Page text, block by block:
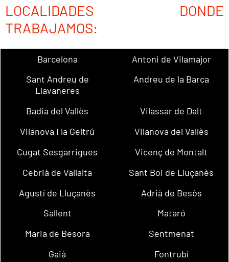
LOCALIDADES DONDE
TRABAJAMOS:
Barcelona
Antoni de Vilamajor
Sant Andreu de
Llavaneres
Andreu de la Barca
Badia del Vallès
Vilassar de Dalt
Vilanova i la Geltrú
Vilanova del Vallès
Cugat Sesgarrigues
Vicenç de Montalt
Cebrià de Vallalta
Sant Boi de Lluçanès
Agustí de Lluçanès
Adrià de Besòs
Sallent
Mataró
Maria de Besora
Sentmenat
Gaià
Fontrubí